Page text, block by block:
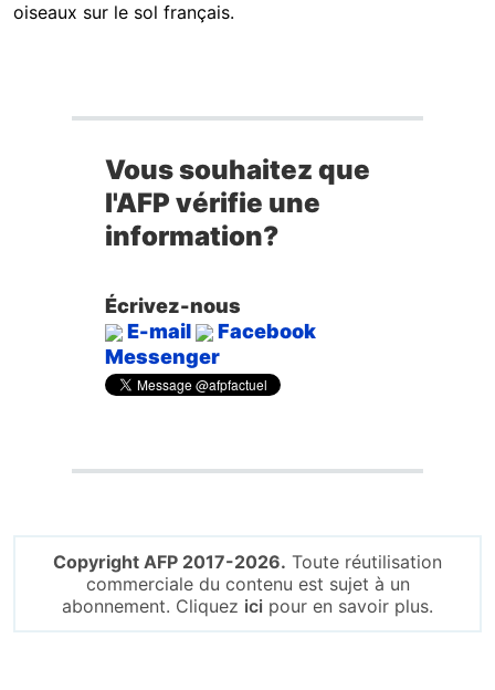
oiseaux sur le sol français.
Vous souhaitez que
l'AFP vérifie une
information?
Écrivez-nous
E-mail
Facebook
Messenger
Copyright AFP 2017-2026. Toute réutilisation
commerciale du contenu est sujet à un
abonnement. Cliquez ici pour en savoir plus.